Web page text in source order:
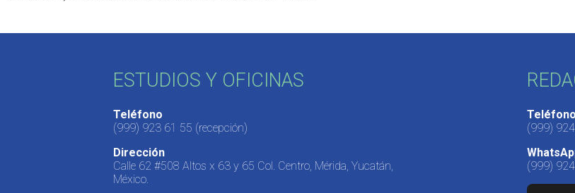
ESTUDIOS Y OFICINAS
Teléfono
(999) 923 61 55 (recepción)
Dirección
Calle 62 #508 Altos x 63 y 65 Col. Centro, Mérida, Yucatán,
México.
Teléfono
(999)
(999)